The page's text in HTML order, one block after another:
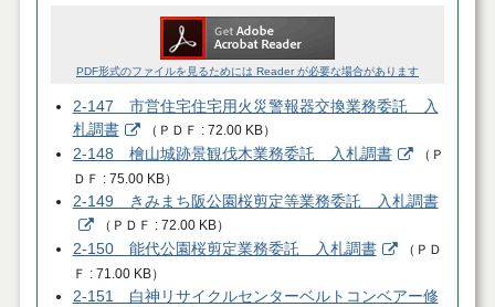
PDF形式のファイルを見るためには Reader が必要な場合があります
2-147 市営住宅住宅用火災警報器交換業務委託 入
札調書
（ ＰＤＦ 72.00 KB）
2-148 檜山城跡景観伐木業務委託 入札調書 （ Ｐ
ＤＦ
75.00 KB）
2-149 きみまち阪公園桜剪定等業務委託 入札調書
（ ＰＤＦ 72.00 KB）
2-150 能代公園桜剪定業務委託 入札調書 （ ＰＤ
Ｆ
71.00 KB）
2-151 白神リサイクルセンターベルトコンベアー修